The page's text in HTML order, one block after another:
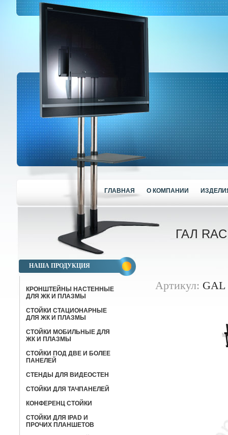
ГЛАВНАЯ О КОМПАНИИ
НАША ПРОДУКЦИЯ
КРОНШТЕЙНЫ НАСТЕННЫЕ
ДЛЯ ЖК И ПЛАЗМЫ
СТОЙКИ СТАЦИОНАРНЫЕ
ДЛЯ ЖК И ПЛАЗМЫ
СТОЙКИ МОБИЛЬНЫЕ ДЛЯ
ЖК И ПЛАЗМЫ
СТОЙКИ ПОД ДВЕ И БОЛЕЕ
ПАНЕЛЕЙ
СТЕНДЫ ДЛЯ ВИДЕОСТЕН
СТОЙКИ ДЛЯ ТАЧПАНЕЛЕЙ
КОНФЕРЕНЦ СТОЙКИ
CТОЙКИ ДЛЯ IPAD И
ПРОЧИХ ПЛАНШЕТОВ
ГАЛ
Артикул: GAL